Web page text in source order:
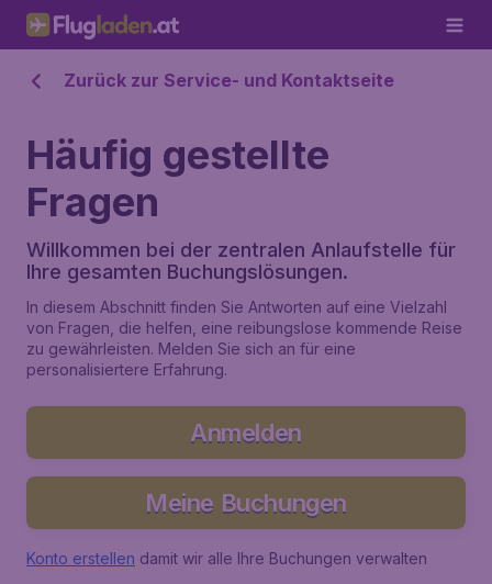
Zurück zur Service- und Kontaktseite
Häufig gestellte
Fragen
Willkommen bei der zentralen Anlaufstelle für
Ihre gesamten Buchungslösungen.
In diesem Abschnitt finden Sie Antworten auf eine Vielzahl
von Fragen, die helfen, eine reibungslose kommende Reise
zu gewährleisten. Melden Sie sich an für eine
personalisiertere Erfahrung.
Anmelden
Meine Buchungen
Konto erstellen damit wir alle Ihre Buchungen verwalten